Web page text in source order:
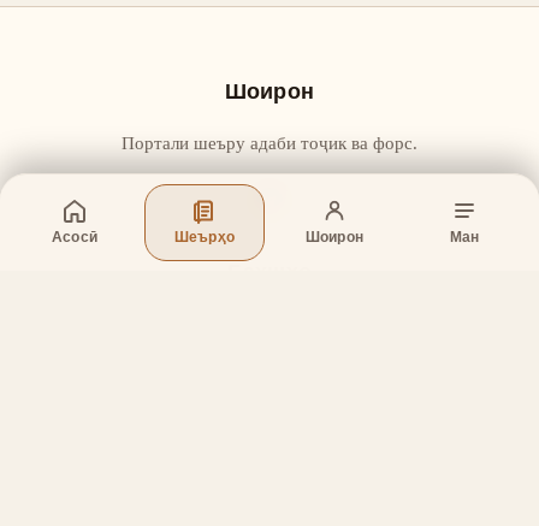
Асосӣ Шеърҳо Шоирон Ман
Шоирон
Портали шеъру адаби тоҷик ва форс.